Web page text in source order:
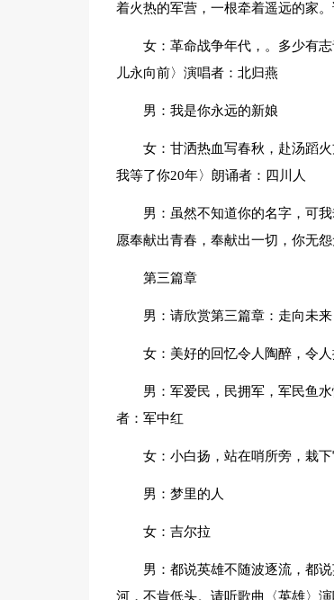
着火热的军营，一根牵着遥远的家
女：革命战争年代，。多少有
儿永向前〉演唱者：北归燕
男：我是你永远的新娘
女：甘洒热血写春秋，赴汤蹈
我等了你20年〉朗诵者：四川人
男：虽然不知道你的名字，可
愿奉献出青春，奉献出一切，你无
第三篇章
男：请欣赏第三篇章：走向未来
女：美好的回忆令人陶醉，令
男：军爱民，民拥军，军民鱼
者：军中红
女：小白扬，站在哨所旁，栽
男：梦里的人
女：吉尔拉
男：都说英雄不随波逐流，都
河，不肯低头。请听歌曲〈英雄〉